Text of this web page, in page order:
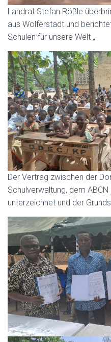
Landrat Stefan Rößle
aus Wolferstadt und
Schulen für unsere Welt „.
Der Vertrag zwischen der
Schulverwaltung, dem
unterzeichnet und der